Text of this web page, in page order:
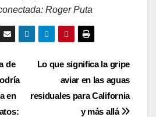
Roger Puta
Lo que significa la gripe
aviar en las aguas
residuales para California
y más allá
de
en